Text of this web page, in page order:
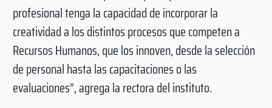
profesional tenga la capacidad de incorporar la
creatividad a los distintos procesos que competen a
Recursos Humanos, que los innoven, desde la selección
de personal hasta las capacitaciones o las
evaluaciones”, agrega la rectora del instituto.